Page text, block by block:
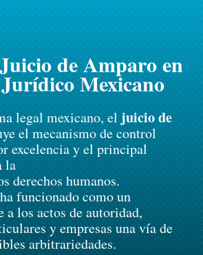
de Amparo en
Mexicano
legal mexicano, el juicio de
el mecanismo de control
excelencia y el principal
la
derechos humanos.
funcionado como un
a los actos de autoridad,
y empresas una vía de
arbitrariedades.